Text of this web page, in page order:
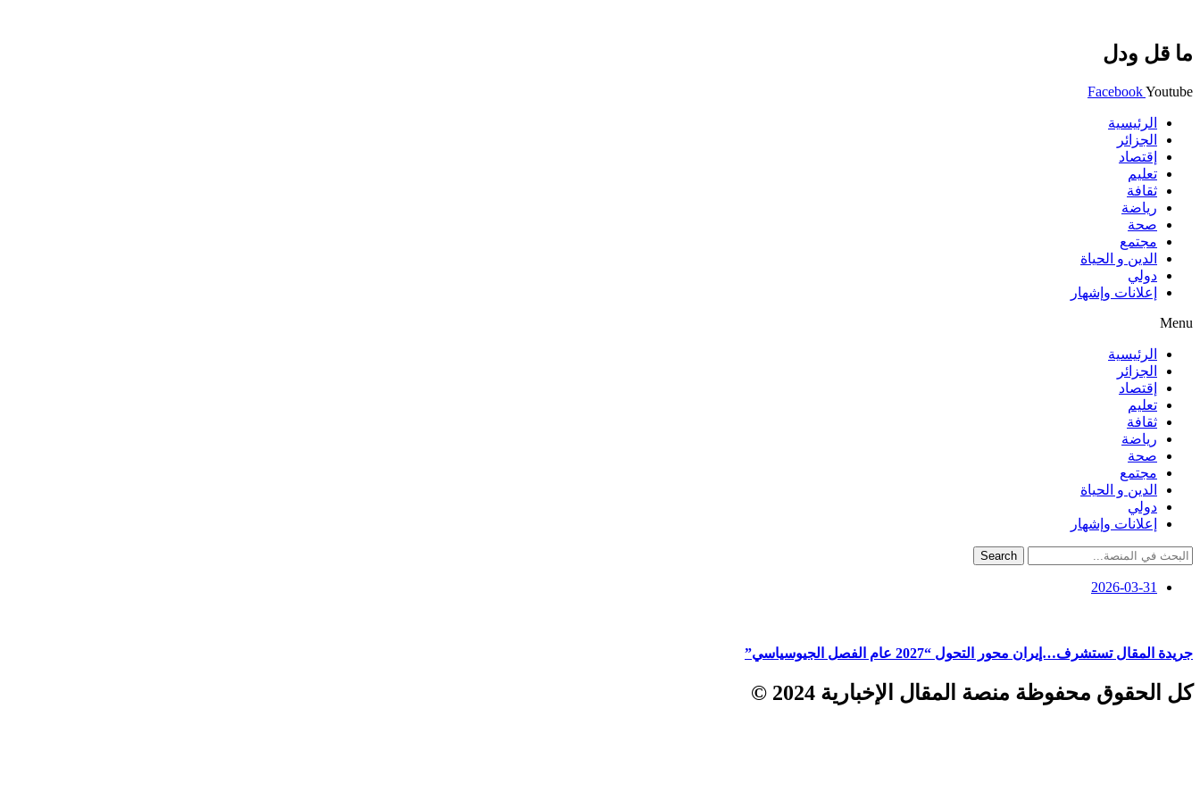
ما قل ودل
FacebookYoutube
الرئيسية
الجزائر
إقتصاد
تعليم
ثقافة
رياضة
صحة
مجتمع
الدين و الحياة
دولي
إعلانات وإشهار
Menu
الرئيسية
الجزائر
إقتصاد
تعليم
ثقافة
رياضة
صحة
مجتمع
الدين و الحياة
دولي
إعلانات وإشهار
Search
2026-03-31
جريدة المقال تستشرف…إيران محور التحول “2027 عام الفصل الجيوسياسي”
كل الحقوق محفوظة منصة المقال الإخبارية 2024 ©